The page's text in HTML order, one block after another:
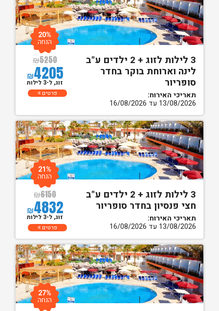
3 לילות לזוג + 2 ילדים ע"ב
לינה וארוחת בוקר בחדר
סופריור
תאריכי האירוח:
13/08/2026 עד 16/08/2026
₪5250
₪4205
20%
הנחה
זוג, ל-3 לילות
פרטים
3 לילות לזוג + 2 ילדים ע"ב
חצי פנסיון בחדר סופריור
תאריכי האירוח:
13/08/2026 עד 16/08/2026
₪6150
₪4832
21%
הנחה
זוג, ל-3 לילות
פרטים
27%
הנחה